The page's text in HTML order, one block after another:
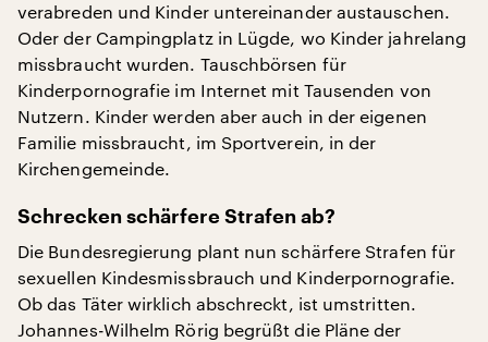
verabreden und Kinder untereinander austauschen.
Oder der Campingplatz in Lügde, wo Kinder jahrelang
missbraucht wurden. Tauschbörsen für
Kinderpornografie im Internet mit Tausenden von
Nutzern. Kinder werden aber auch in der eigenen
Familie missbraucht, im Sportverein, in der
Kirchengemeinde.
Schrecken schärfere Strafen ab?
Die Bundesregierung plant nun schärfere Strafen für
sexuellen Kindesmissbrauch und Kinderpornografie.
Ob das Täter wirklich abschreckt, ist umstritten.
Johannes-Wilhelm Rörig begrüßt die Pläne der